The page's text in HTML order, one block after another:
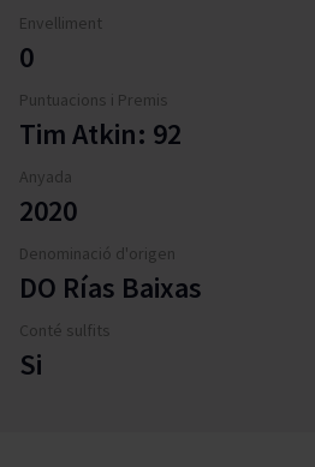
Envelliment
0
Puntuacions i Premis
Tim Atkin: 92
Anyada
2020
Denominació d'origen
DO Rías Baixas
Conté sulfits
Si